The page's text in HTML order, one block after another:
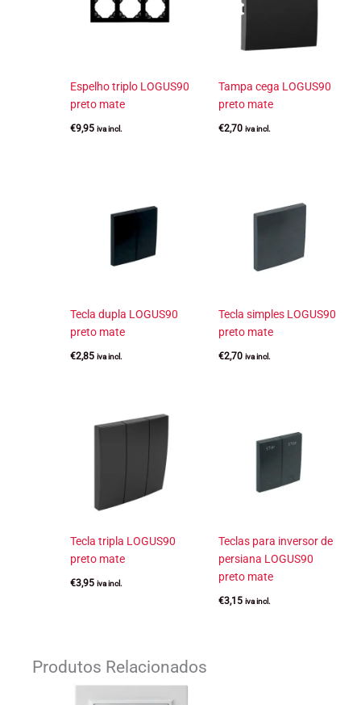
Espelho triplo LOGUS90
preto mate
€9,95 iva incl.
Tampa cega LOGUS90
preto mate
€2,70 iva incl.
Tecla dupla LOGUS90
preto mate
€2,85 iva incl.
Tecla simples LOGUS90
preto mate
€2,70 iva incl.
Tecla tripla LOGUS90
preto mate
€3,95 iva incl.
Teclas para inversor de
persiana LOGUS90
preto mate
€3,15 iva incl.
Produtos Relacionados